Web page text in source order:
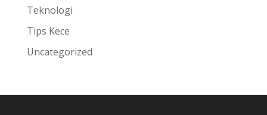
Teknologi
Tips Kece
Uncategorized